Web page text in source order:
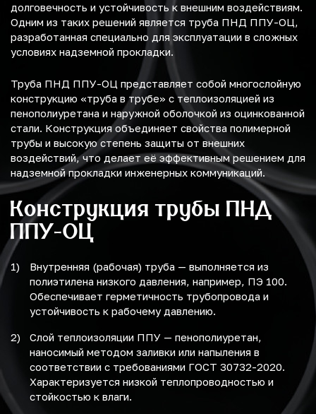
долговечность и устойчивость к внешним воздействиям.
Одним из таких решений является труба ПНД ППУ-ОЦ,
разработанная специально для эксплуатации в сложных
условиях надземной прокладки.
Труба ПНД ППУ-ОЦ представляет собой многослойную
конструкцию «труба в трубе» с теплоизоляцией из
пенополиуретана и наружной оболочкой из оцинкованной
стали. Конструкция объединяет свойства полимерной
трубы и высокую степень защиты от внешних
воздействий, что делает её эффективным решением для
надземной прокладки инженерных коммуникаций.
Конструкция трубы ПНД
ППУ-ОЦ
Внутренняя (рабочая) труба — выполняется из
полиэтилена низкого давления, например, ПЭ 100.
Обеспечивает герметичность трубопровода и
устойчивость к рабочему давлению.
Слой теплоизоляции ППУ — пенополиуретан,
наносимый методом заливки или напыления в
соответствии с требованиями ГОСТ 30732-2020.
Характеризуется низкой теплопроводностью и
стойкостью к влаги.